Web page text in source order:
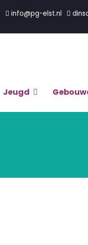
info@pg-elst.nl
Jeugd